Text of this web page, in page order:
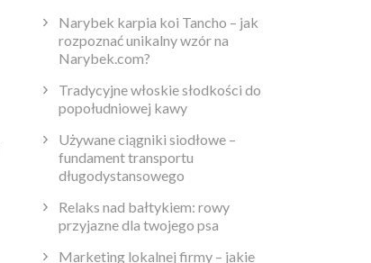
Narybek karpia koi Tancho – jak
rozpoznać unikalny wzór na
Narybek.com?
Tradycyjne włoskie słodkości do
popołudniowej kawy
Używane ciągniki siodłowe –
fundament transportu
długodystansowego
Relaks nad bałtykiem: rowy
przyjazne dla twojego psa
Marketing lokalnej firmy – jakie